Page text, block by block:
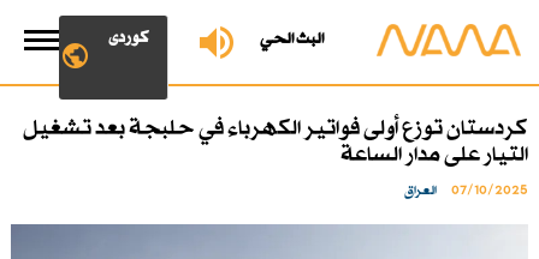
البث الحي کوردی
كردستان توزع أولى فواتير الكهرباء في حلبجة بعد تشغيل
التيار على مدار الساعة
07/10/2025 العراق